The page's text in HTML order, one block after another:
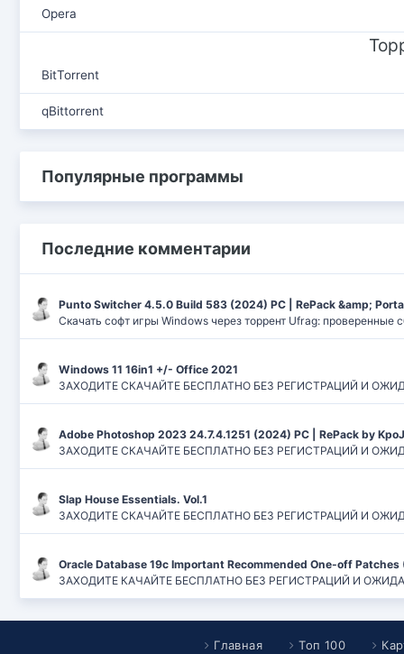
Opera
BitTorrent
qBittorrent
Популярные программы
Последние комментарии
Punto Switcher 4.5.0 Build 583 (2024) РС | RePack &amp;
Скачать софт игры Windows через торрент Ufrag: проверенные
Windows 11 16in1 +/- Office 2021
ЗАХОДИТЕ СКАЧАЙТЕ БЕСПЛАТНО БЕЗ РЕГИСТРАЦИЙ И
Adobe Photoshop 2023 24.7.4.1251 (2024) PC | RePack by
ЗАХОДИТЕ СКАЧАЙТЕ БЕСПЛАТНО БЕЗ РЕГИСТРАЦИЙ И
Slap House Essentials. Vol.1
ЗАХОДИТЕ СКАЧАЙТЕ БЕСПЛАТНО БЕЗ РЕГИСТРАЦИЙ И
Oracle Database 19c Important Recommended One-off Patches
ЗАХОДИТЕ КАЧАЙТЕ БЕСПЛАТНО БЕЗ РЕГИСТРАЦИЙ И
Главная Топ 100